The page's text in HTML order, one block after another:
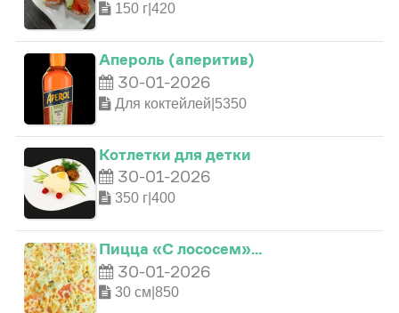
150 г|420
Апероль (аперитив)
30-01-2026
Для коктейлей|5350
Котлетки для детки
30-01-2026
350 г|400
Пицца «С лососем»…
30-01-2026
30 см|850
1
0
2
0
1
2
4
0